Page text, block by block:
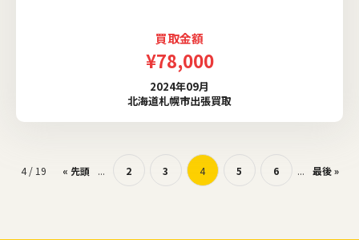
買取金額
¥78,000
2024年09月
北海道札幌市出張買取
4 / 19 « 先頭 ... 2 3 4 5 6 ... 最後 »